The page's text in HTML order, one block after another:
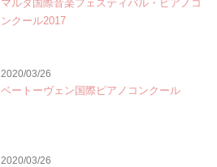
マルタ国際音楽フェスティバル・ピアノコ
ンクール2017
2020/03/26
ベートーヴェン国際ピアノコンクール
2020/03/26